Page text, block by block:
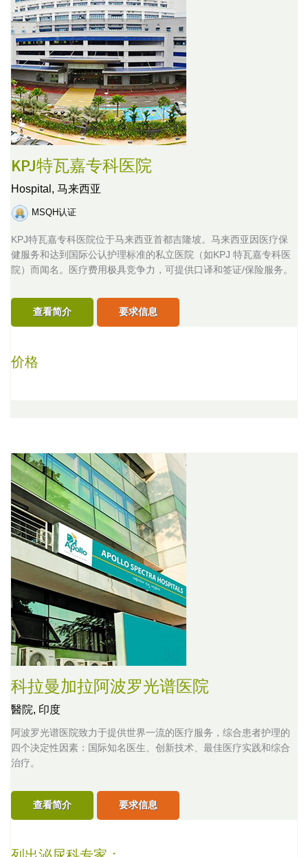
KPJ特瓦嘉专科医院
Hospital, 马来西亚
MSQH认证
KPJ特瓦嘉专科医院位于马来西亚首都吉隆坡。马来西亚因医疗保
健服务和达到国际公认护理标准的私立医院（如KPJ 特瓦嘉专科医
院）而闻名。医疗费用极具竞争力，可提供口译和签证/保险服务。
查看简介 要求信息
价格
科拉曼加拉阿波罗光谱医院
醫院, 印度
阿波罗光谱医院致力于提供世界一流的医疗服务，综合患者护理的
四个决定性因素：国际知名医生、创新技术、最佳医疗实践和综合
治疗。
查看简介 要求信息